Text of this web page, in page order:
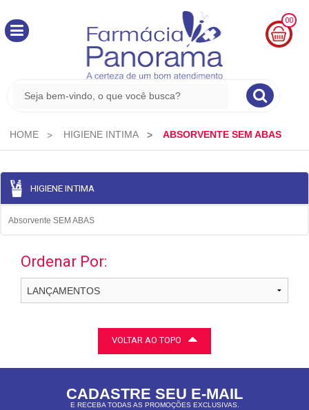
00
0,00
HOME HIGIENE INTIMA ABSORVENTE SEM ABAS
HIGIENE INTIMA
Absorvente SEM ABAS
Ordenar Por:
VOLTAR AO TOPO
CADASTRE SEU E-MAIL
E RECEBA TODAS AS PROMOÇÕES EXCLUSIVAS.